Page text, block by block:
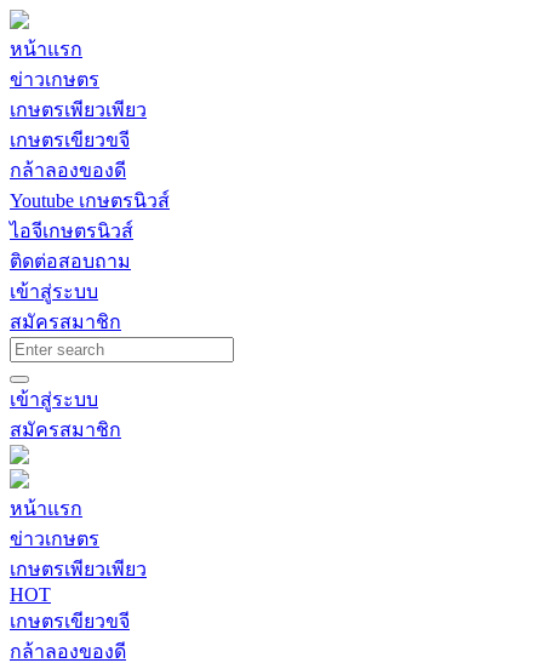
หน้าแรก
ข่าวเกษตร
เกษตรเพียวเพียว
เกษตรเขียวขจี
กล้าลองของดี
Youtube เกษตรนิวส์
ไอจีเกษตรนิวส์
ติดต่อสอบถาม
เข้าสู่ระบบ
สมัครสมาชิก
เข้าสู่ระบบ
สมัครสมาชิก
หน้าแรก
ข่าวเกษตร
เกษตรเพียวเพียว
HOT
เกษตรเขียวขจี
กล้าลองของดี